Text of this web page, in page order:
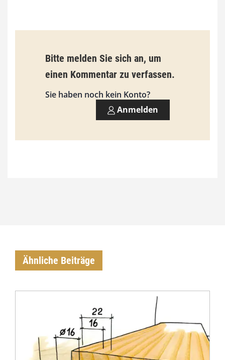
9
3
0
0
Bitte melden Sie sich an, um
einen Kommentar zu verfassen.
Sie haben noch kein Konto?
Anmelden
Ähnliche Beiträge